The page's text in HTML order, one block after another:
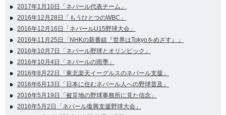
2017年1月10日「ネパール代表チーム」
2016年12月28日「もうひとつのWBC」
2016年12月16日「ネパールU15野球大会」
2016年11月25日「NHKの新番組『世界はTokyoをめざす』」
2016年10月7日「ネパール野球とオリンピック」
2016年10月4日「ネパールの雨季」
2016年8月22日「東北楽天イーグルスのネパール支援」
2016年6月13日「日本に住むネパール人への野球普及」
2016年5月19日「被災地の野球事務所に見た信念」
2016年5月2日「ネパール復興支援野球大会」